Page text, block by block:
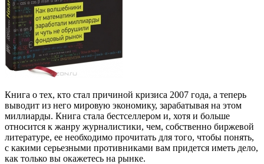
Книга о тех, кто стал причиной кризиса 2007 года, а теперь
выводит из него мировую экономику, зарабатывая на этом
миллиарды. Книга стала бестселлером и, хотя и больше
относится к жанру журналистики, чем, собственно биржевой
литературе, ее необходимо прочитать для того, чтобы понять,
с какими серьезными противниками вам придется иметь дело,
как только вы окажетесь на рынке.